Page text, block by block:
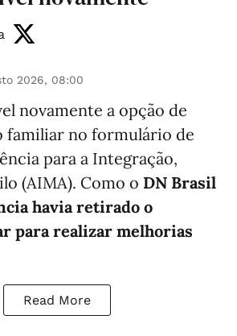
2026, 08:00
novamente a opção de
familiar no formulário de
para a Integração,
(AIMA). Como o DN Brasil
havia retirado o
para realizar melhorias
Read More